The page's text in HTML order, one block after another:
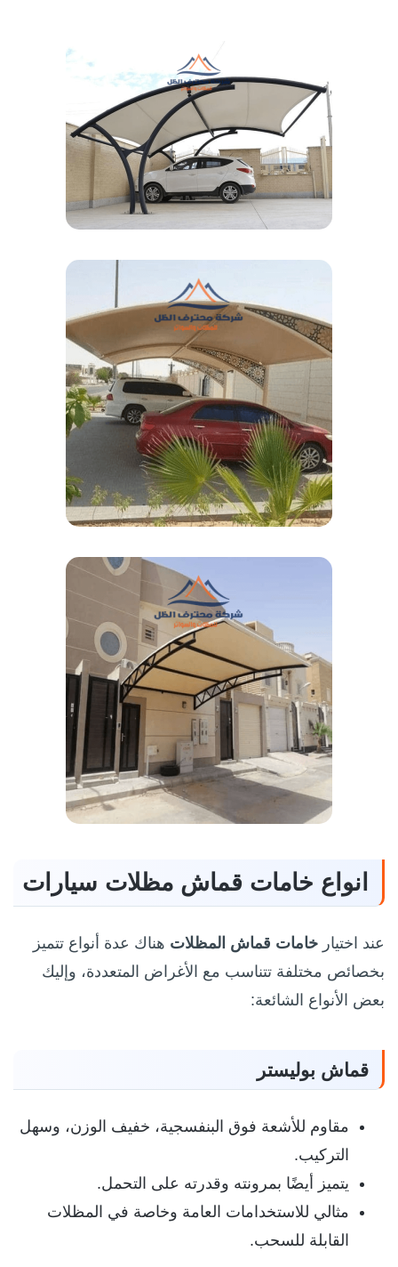
انواع خامات قماش مظلات سيارات
عند اختيار خامات قماش المظلات هناك عدة أنواع تتميز
بخصائص مختلفة تتناسب مع الأغراض المتعددة، وإليك
بعض الأنواع الشائعة:
قماش بوليستر
مقاوم للأشعة فوق البنفسجية، خفيف الوزن، وسهل
التركيب.
يتميز أيضًا بمرونته وقدرته على التحمل.
مثالي للاستخدامات العامة وخاصة في المظلات
القابلة للسحب.